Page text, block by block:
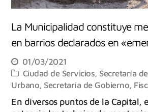
La Municipalidad constituye
en barrios declarados en
01/03/2021
Ciudad de Servicios Secretaría
Urbano Secretaría de Gobierno,
En diversos puntos de la Capital,